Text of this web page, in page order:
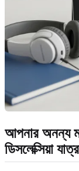
আপনার অনন্য
ডিসলেক্সিয়া